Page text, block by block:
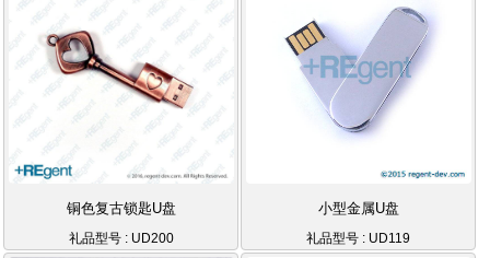
铜色复古锁匙U盘
礼品型号 : UD200
小型金属U盘
礼品型号 : UD119